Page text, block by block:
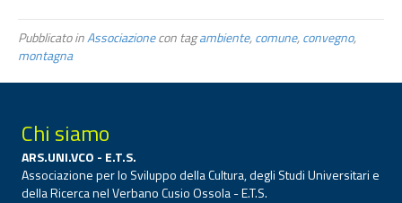
Pubblicato inAssociazionecon tagambiente,comune,convegno,
montagna
Chi siamo
ARS.UNI.VCO - E.T.S.
Associazione per lo Sviluppo della Cultura, degli Studi Universitari e
della Ricerca nel Verbano Cusio Ossola - E.T.S.